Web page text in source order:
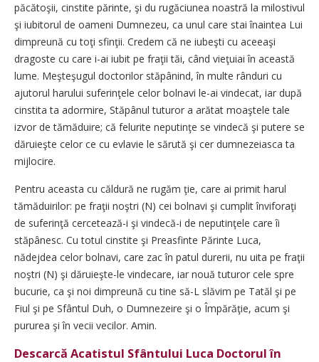
păcătoşii, cinstite părinte, şi du rugăciunea noastră la milostivul
şi iubitorul de oameni Dumnezeu, ca unul care stai înaintea Lui
dimpreună cu toţi sfinţii. Credem că ne iubeşti cu aceeaşi
dragoste cu care i-ai iubit pe fraţii tăi, când vieţuiai în această
lume. Meşteşugul doctorilor stăpânind, în multe rânduri cu
ajutorul harului suferinţele celor bolnavi le-ai vindecat, iar după
cinstita ta adormire, Stăpânul tuturor a arătat moaştele tale
izvor de tămăduire; că felurite neputinţe se vindecă şi putere se
dăruieşte celor ce cu evlavie le sărută şi cer dumnezeiasca ta
mijlocire.
Pentru aceasta cu căldură ne rugăm ţie, care ai primit harul
tămăduirilor: pe fraţii noştri (N) cei bolnavi şi cumplit înviforaţi
de suferinţă cercetează-i şi vindecă-i de neputinţele care îi
stăpânesc. Cu totul cinstite şi Preasfinte Părinte Luca,
nădejdea celor bolnavi, care zac în patul durerii, nu uita pe fraţii
noştri (N) şi dăruieşte-le vindecare, iar nouă tuturor cele spre
bucurie, ca şi noi dimpreună cu tine să-L slăvim pe Tatăl şi pe
Fiul şi pe Sfântul Duh, o Dumnezeire şi o Împărăţie, acum şi
pururea şi în vecii vecilor. Amin.
Descarcă Acatistul Sfântului Luca Doctorul în